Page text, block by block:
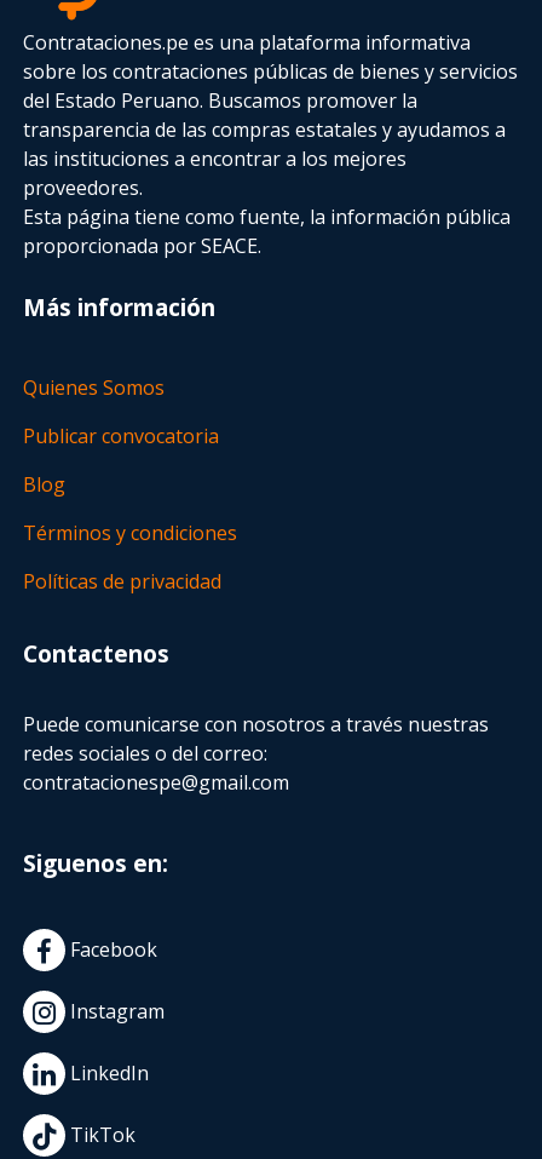
Contrataciones.pe es una plataforma informativa
sobre los contrataciones públicas de bienes y servicios
del Estado Peruano. Buscamos promover la
transparencia de las compras estatalesy ayudamos a
las instituciones a encontrar a los mejores
proveedores.
Esta página tiene como fuente, la información pública
proporcionada por SEACE.
Más información
Quienes Somos
Publicar convocatoria
Blog
Términos y condiciones
Políticas de privacidad
Contactenos
Puede comunicarse con nosotros a través nuestras
redes sociales o del correo:
contratacionespe@gmail.com
Siguenos en:
Facebook
Instagram
LinkedIn
TikTok